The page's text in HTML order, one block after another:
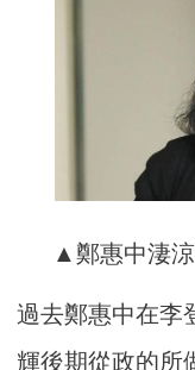
▲鄭惠中淒涼
過去鄭惠中在李
輝後期從政的所